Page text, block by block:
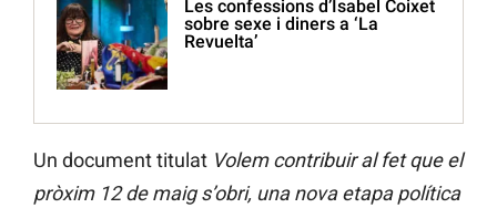
Les confessions d’Isabel Coixet
sobre sexe i diners a ‘La
Revuelta’
Un document titulat Volem contribuir al fet que el
pròxim 12 de maig s’obri, una nova etapa política